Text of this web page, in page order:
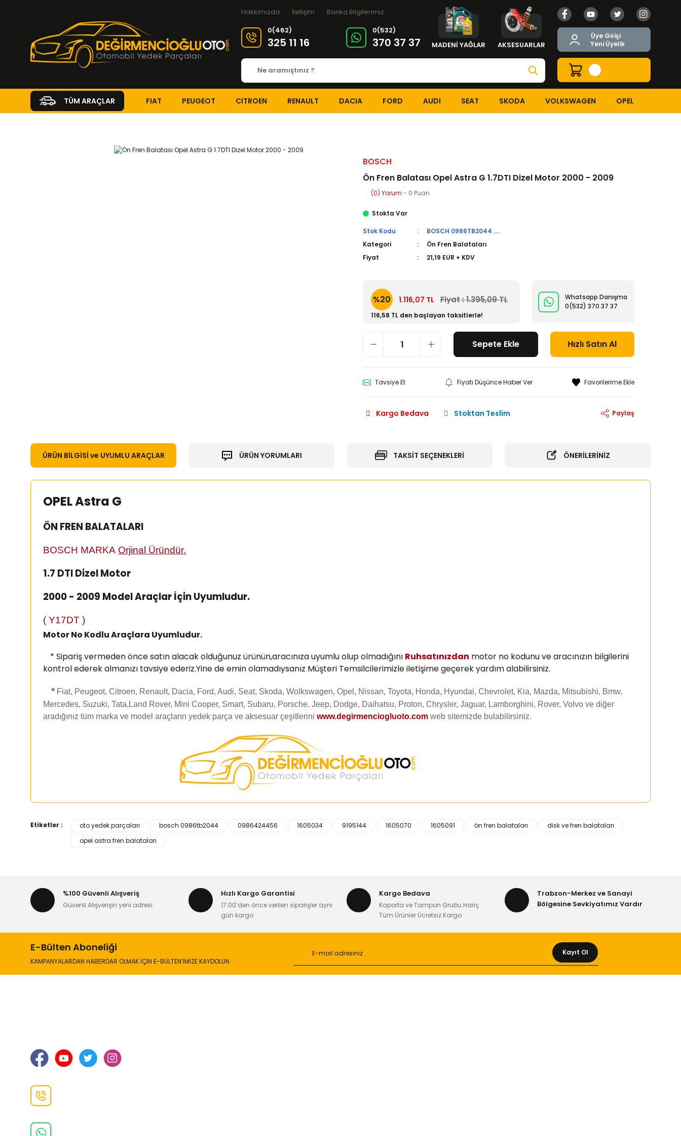
Hakkımızda İletişim
Banka Bilgilerimiz
0(462)
325 11 16
0(532)
370 37 37 MADENİ YAĞLAR AKSESUARLAR
Üye Girişi
Yeni Üyelik
TÜM ARAÇLAR FIAT PEUGEOT CITROEN RENAULT DACIA FORD AUDI SEAT SKODA VOLKSWAGEN OPEL
BOSCH
Ön Fren Balatası Opel Astra G 1.7DTI Dizel Motor 2000 - 2009
(0) Yorum - 0 Puan
Stokta Var
Stok Kodu
BOSCH 0986TB2044 ....
Kategori
Ön Fren Balataları
Fiyat
21,19 EUR + KDV
%20 1.116,07 TL Fiyat : 1.395,09 TL
116,58 TL den başlayan taksitlerle!
Whatsapp Danışma
0(532) 370 37 37
Sepete Ekle Hızlı Satın Al
Tavsiye Et Fiyatı Düşünce Haber Ver
Kargo Bedava Stoktan Teslim Paylaş
ÜRÜN BİLGİSİ ve UYUMLU ARAÇLAR ÜRÜN YORUMLARI TAKSİT SEÇENEKLERİ ÖNERİLERİNİZ
OPEL Astra G
ÖN FREN BALATALARI
BOSCH MARKA Orjinal Üründür.
1.7 DTI Dizel Motor
2000 - 2009 Model Araçlar İçin Uyumludur.
( Y17DT )
Motor No Kodlu Araçlara Uyumludur.
* Sipariş vermeden önce satın alacak olduğunuz ürünün,aracınıza uyumlu olup olmadığını Ruhsatınızdan motor no kodunu ve aracınızın bilgilerini
kontrol ederek almanızı tavsiye ederiz.Yine de emin olamadıysanız Müşteri Temsilcilerimizle iletişime geçerek yardım alabilirsiniz.
* Fiat, Peugeot, Citroen, Renault, Dacia, Ford, Audi, Seat, Skoda, Wolkswagen, Opel, Nissan, Toyota, Honda, Hyundai, Chevrolet, Kia, Mazda, Mitsubishi, Bmw,
Mercedes, Suzuki, Tata,Land Rover, Mini Cooper, Smart, Subaru, Porsche, Jeep, Dodge, Daihatsu, Proton, Chrysler, Jaguar, Lamborghini, Rover, Volvo ve diğer
aradığınız tüm marka ve model araçların yedek parça ve aksesuar çeşitlerini www.degirmenciogluoto.com web sitemizde bulabilirsiniz.
Bu ürünün fiyat bilgisi, resim, ürün açıklamalarında ve diğer konularda yetersiz gördüğünüz noktaları öneri formunu kullanarak tarafımıza iletebilirsiniz.
Görüş ve önerileriniz için teşekkür ederiz.
Ürün bilgilerinde hatalar bulunuyor.
Ürün fiyatı diğer sitelerden daha pahalı.
Etiketler : oto yedek parçaları bosch 0986tb2044 0986424456 1605034 9195144 1605070 1605091 ön fren balataları
disk ve fren balataları
opel astra fren balataları
%100 Güvenli Alışveriş
Güvenli Alışverişin yeni adresi
Hızlı Kargo Garantisi
17:00’den önce verilen siparişler aynı
gün kargo
Kargo Bedava
Kaporta ve Tampon Grubu Hariç
Tüm Ürünler Ücretsiz Kargo
Trabzon-Merkez ve Sanayi
Bölgesine Sevkiyatımız Vardır
E-Bülten Aboneliği
KAMPANYALARDAN HABERDAR OLMAK İÇİN E-BÜLTEN’İMİZE KAYDOLUN
Kayıt Ol